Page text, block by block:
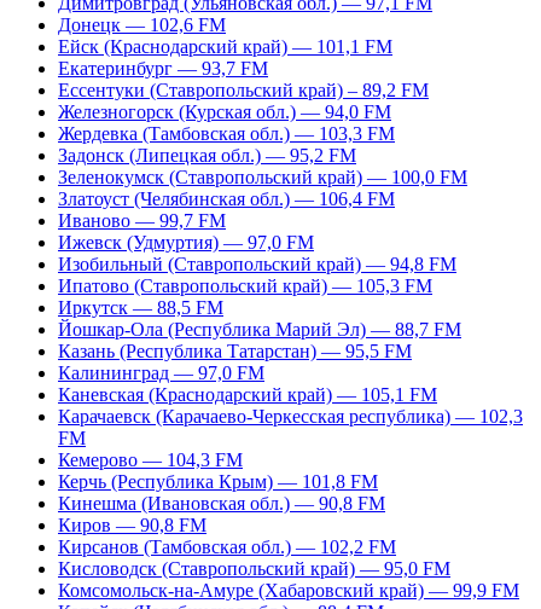
Донецк — 102,6 FM
Ейск (Краснодарский край) — 101,1 FM
Екатеринбург — 93,7 FM
Ессентуки (Ставропольский край) – 89,2 FM
Железногорск (Курская обл.) — 94,0 FM
Жердевка (Тамбовская обл.) — 103,3 FM
Задонск (Липецкая обл.) — 95,2 FM
Зеленокумск (Ставропольский край) — 100,0 FM
Златоуст (Челябинская обл.) — 106,4 FM
Иваново — 99,7 FM
Ижевск (Удмуртия) — 97,0 FM
Изобильный (Ставропольский край) — 94,8 FM
Ипатово (Ставропольский край) — 105,3 FM
Иркутск — 88,5 FM
Йошкар-Ола (Республика Марий Эл) — 88,7 FM
Казань (Республика Татарстан) — 95,5 FM
Калининград — 97,0 FM
Каневская (Краснодарский край) — 105,1 FM
Карачаевск (Карачаево-Черкесская республика) — 102,3
FM
Кемерово — 104,3 FM
Керчь (Республика Крым) — 101,8 FM
Кинешма (Ивановская обл.) — 90,8 FM
Киров — 90,8 FM
Кирсанов (Тамбовская обл.) — 102,2 FM
Кисловодск (Ставропольский край) — 95,0 FM
Комсомольск-на-Амуре (Хабаровский край) — 99,9 FM